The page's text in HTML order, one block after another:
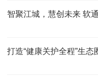
智聚江城，慧创未来 软
打造“健康关护全程”生